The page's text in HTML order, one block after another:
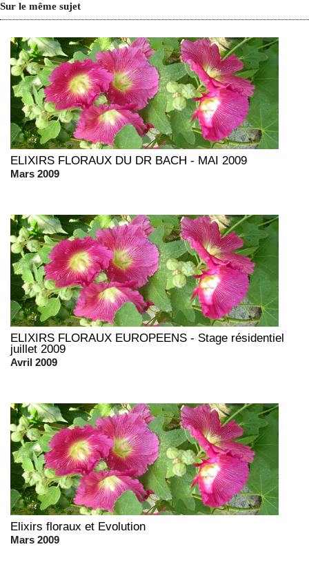
Sur le même sujet
ELIXIRS FLORAUX DU DR BACH - MAI 2009
Mars 2009
ELIXIRS FLORAUX EUROPEENS - Stage résidentiel
juillet 2009
Avril 2009
Elixirs floraux et Evolution
Mars 2009